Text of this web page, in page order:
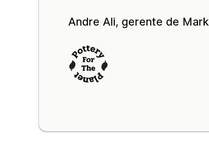
Andre Ali, gerente de